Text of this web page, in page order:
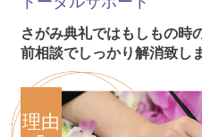
さがみ典礼ではもしもの時
前相談でしっかり解消致し
理由